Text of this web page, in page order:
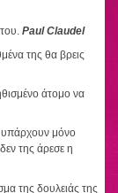
του.Paul Claudel
της θα βρεις
άτομο να
υπάρχουν μόνο
της άρεσε η
της δουλειάς της